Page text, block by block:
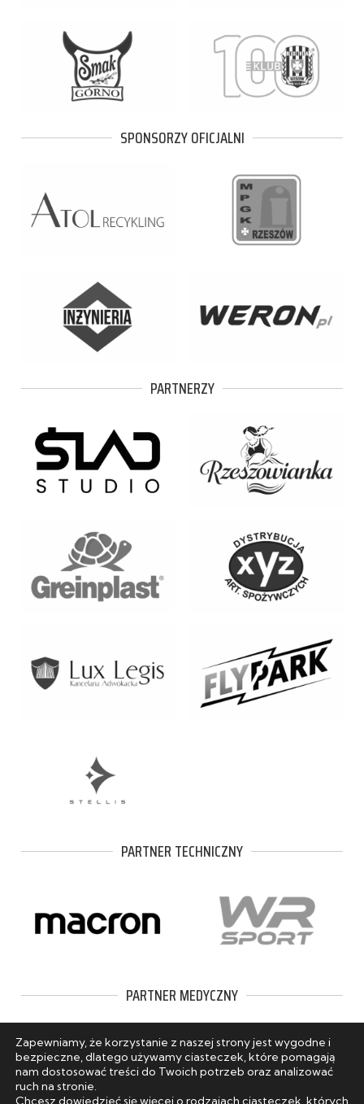
SPONSORZY OFICJALNI
PARTNERZY
PARTNER TECHNICZNY
PARTNER MEDYCZNY
Zapewniamy, że korzystanie z naszej strony jest wygodne i
bezpieczne, dlatego używamy ciasteczek, które pomagają
nam dostosować treści do Twoich potrzeb oraz analizować
ruch na stronie.
Chcesz dowiedzieć się więcej o rodzajach ciasteczek, których